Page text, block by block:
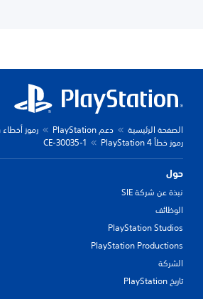
الصفحة الرئيسية دعم PlayStation
رموز أخطاء PlayStation
رموز خطأ PlayStation 4
CE-30035-1
حول
نبذة عن شركة SIE
الوظائف
PlayStation Studios
PlayStation Productions
الشركة
تاريخ PlayStation